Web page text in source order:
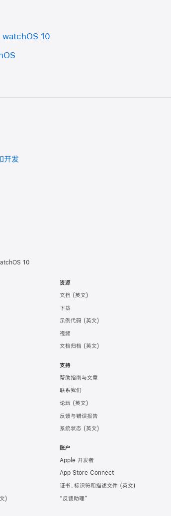
10
开发
10
资源
文档
下载
示例代码
视频
文档归档
支持
帮助指南与文章
联系我们
论坛
反馈与错误报告
系统状态
账户
Apple 开发者
App Store Connect
证书、标识符和描述文件
“反馈助理”